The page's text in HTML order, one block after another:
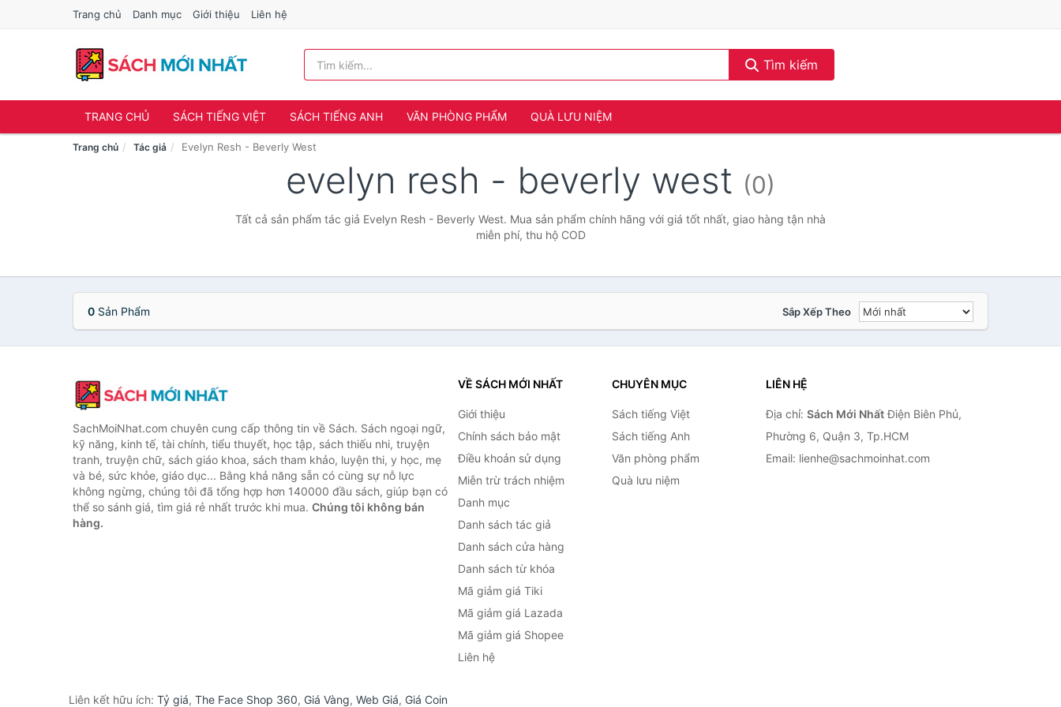
Trang chủ Danh mục Giới thiệu Liên hệ
Tìm kiếm
TRANG CHỦ SÁCH TIẾNG VIỆT SÁCH TIẾNG ANH VĂN PHÒNG PHẨM QUÀ LƯU NIỆM
Trang chủ Tác giả Evelyn Resh - Beverly West
evelyn resh - beverly west (0)
Tất cả sản phẩm tác giả Evelyn Resh - Beverly West. Mua sản phẩm chính hãng với giá tốt nhất, giao hàng tận nhà
miễn phí, thu hộ COD
0 Sản Phẩm Sắp Xếp Theo
SachMoiNhat.com chuyên cung cấp thông tin về Sách. Sách ngoại ngữ,
kỹ năng, kinh tế, tài chính, tiểu thuyết, học tập, sách thiếu nhi, truyện
tranh, truyện chữ, sách giáo khoa, sách tham khảo, luyện thi, y học, mẹ
và bé, sức khỏe, giáo dục... Bằng khả năng sẵn có cùng sự nỗ lực
không ngừng, chúng tôi đã tổng hợp hơn 140000 đầu sách, giúp bạn có
thể so sánh giá, tìm giá rẻ nhất trước khi mua. Chúng tôi không bán
hàng.
VỀ SÁCH MỚI NHẤT
Giới thiệu
Chính sách bảo mật
Điều khoản sử dụng
Miễn trừ trách nhiệm
Danh mục
Danh sách tác giả
Danh sách cửa hàng
Danh sách từ khóa
Mã giảm giá Tiki
Mã giảm giá Lazada
Mã giảm giá Shopee
Liên hệ
CHUYÊN MỤC
Sách tiếng Việt
Sách tiếng Anh
Văn phòng phẩm
Quà lưu niệm
LIÊN HỆ
Địa chỉ: Sách Mới NhấtĐiện Biên Phủ,
Phường 6, Quận 3, Tp.HCM
Email: lienhe@sachmoinhat.com
Liên kết hữu ích: Tỷ giá, The Face Shop 360, Giá Vàng, Web Giá, Giá Coin